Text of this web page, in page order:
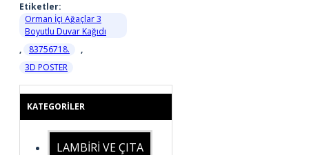
Etiketler:
Orman İçi Ağaçlar 3
Boyutlu Duvar Kağıdı
,
83756718.
,
3D POSTER
KATEGORILER
LAMBİRİ VE ÇITA